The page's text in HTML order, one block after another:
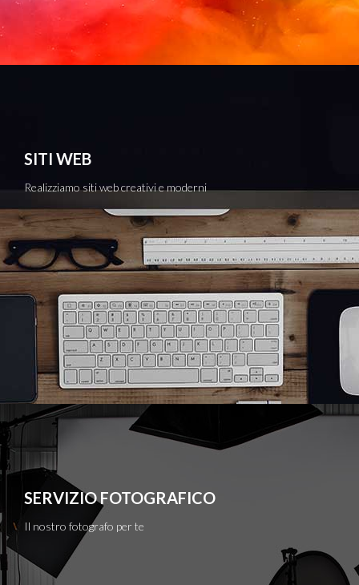
SITI WEB
Realizziamo siti web creativi e moderni
SERVIZIO FOTOGRAFICO
Il nostro fotografo per te